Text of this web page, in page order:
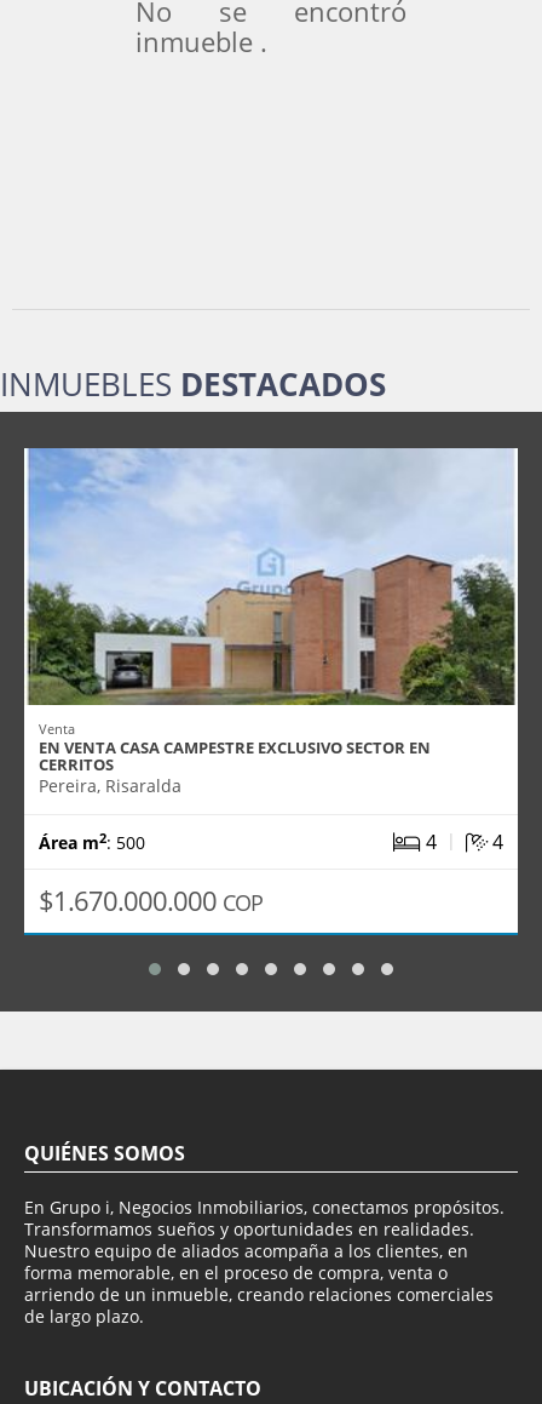
No se encontró
inmueble .
INMUEBLES DESTACADOS
Venta
EN VENTA CASA CAMPESTRE EXCLUSIVO SECTOR EN
CERRITOS
Pereira, Risaralda
Área m2: 500 4 | 4
$1.670.000.000 COP
QUIÉNES SOMOS
En Grupo i, Negocios Inmobiliarios, conectamos propósitos.
Transformamos sueños y oportunidades en realidades.
Nuestro equipo de aliados acompaña a los clientes, en
forma memorable, en el proceso de compra, venta o
arriendo de un inmueble, creando relaciones comerciales
de largo plazo.
UBICACIÓN Y CONTACTO